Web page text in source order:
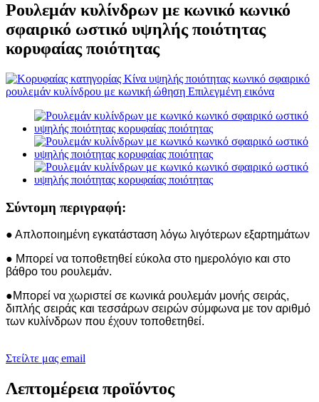
Ρουλεμάν κυλίνδρων με κωνικό κωνικό
σφαιρικό ωστικό υψηλής ποιότητας
κορυφαίας ποιότητας
Σύντομη περιγραφή:
● Απλοποιημένη εγκατάσταση λόγω λιγότερων εξαρτημάτων
● Μπορεί να τοποθετηθεί εύκολα στο ημερολόγιο και στο
βάθρο του ρουλεμάν.
●Μπορεί να χωριστεί σε κωνικά ρουλεμάν μονής σειράς,
διπλής σειράς και τεσσάρων σειρών σύμφωνα με τον αριθμό
των κυλίνδρων που έχουν τοποθετηθεί.
Στείλτε μας email
Λεπτομέρεια προϊόντος